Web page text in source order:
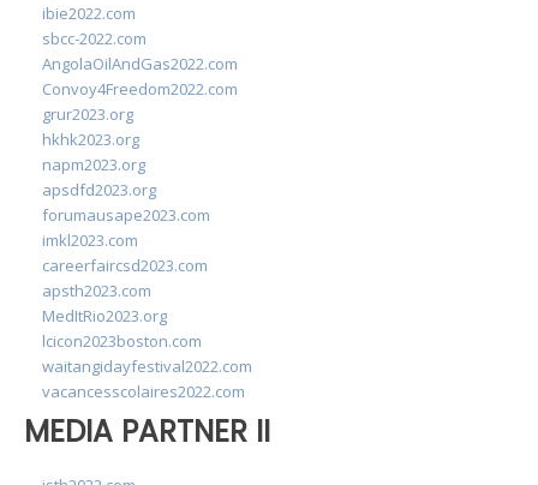
ibie2022.com
sbcc-2022.com
AngolaOilAndGas2022.com
Convoy4Freedom2022.com
grur2023.org
hkhk2023.org
napm2023.org
apsdfd2023.org
forumausape2023.com
imkl2023.com
careerfaircsd2023.com
apsth2023.com
MedItRio2023.org
lcicon2023boston.com
waitangidayfestival2022.com
vacancesscolaires2022.com
MEDIA PARTNER II